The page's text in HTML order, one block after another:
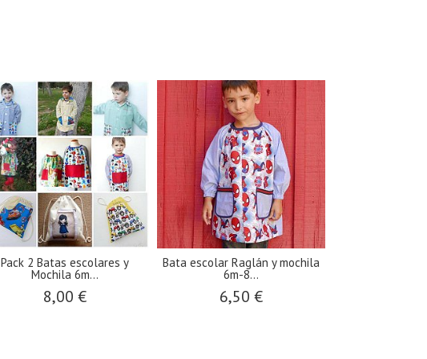
Pack 2 Batas escolares y
Mochila 6m...
8,00 €
Bata escolar Raglán y mochila
6m-8...
6,50 €